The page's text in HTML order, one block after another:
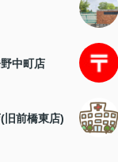
中町店
旧前橋東店)